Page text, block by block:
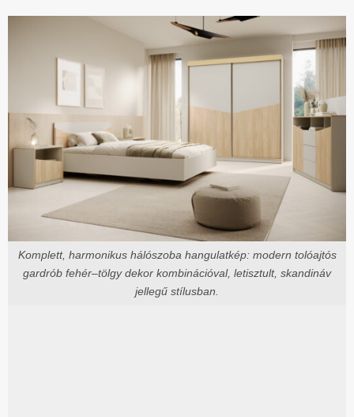
Komplett, harmonikus hálószoba hangulatkép: modern tolóajtós
gardrób fehér–tölgy dekor kombinációval, letisztult, skandináv
jellegű stílusban.